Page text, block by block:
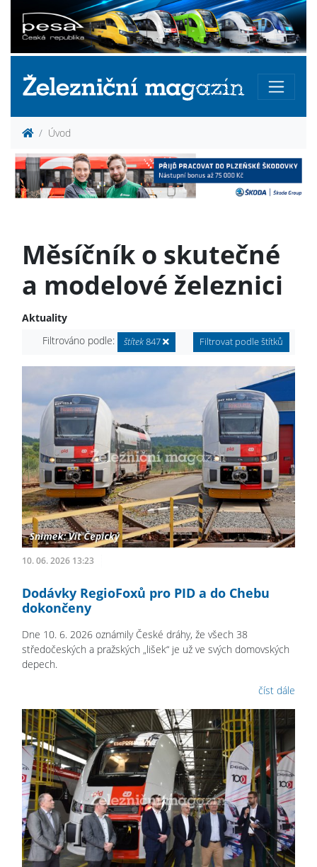
Úvod
Měsíčník o skutečné
a modelové železnici
Aktuality
Filtrováno podle:
štítek847 Filtrovat podle štítků
10. 06. 2026 13:23
Dodávky RegioFoxů pro PID a do Chebu
dokončeny
Dne 10. 6. 2026 oznámily České dráhy, že všech 38
středočeských a pražských „lišek“ je už ve svých domovských
depech.
číst dále